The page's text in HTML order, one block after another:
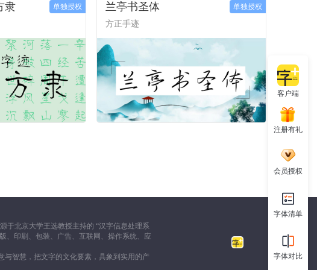
隶 单独授权 兰亭书圣体
方正手迹
单独授权
于北京大学王选教授主持的 “汉字信息处理系
、印刷、包装、广告、互联网、操作系统、应
与智慧，把文字的文化要素，具象到实用的产
客户端
注册有礼
会员授权
字体清单
字体对比